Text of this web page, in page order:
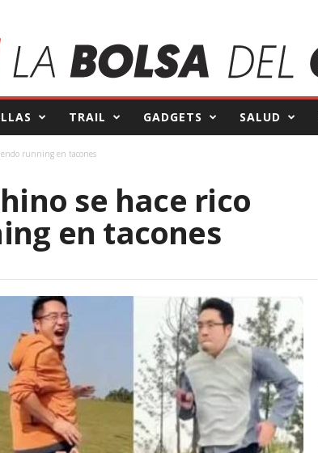
TRAIL GADGETS SALUD
running en tacones
se hace rico
en tacones